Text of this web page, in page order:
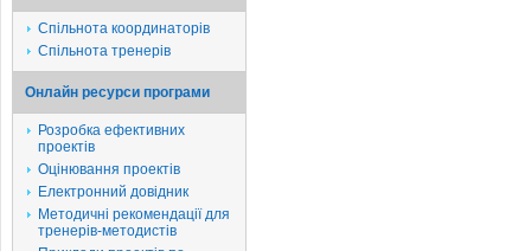
Спільнота координаторів
Спільнота тренерів
Онлайн ресурси програми
Розробка ефективних
проектів
Оцінювання проектів
Електронний довідник
Методичні рекомендації для
тренерів-методистів